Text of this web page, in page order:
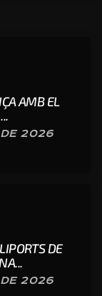
AMB EL
DE 2026
DE
DE 2026